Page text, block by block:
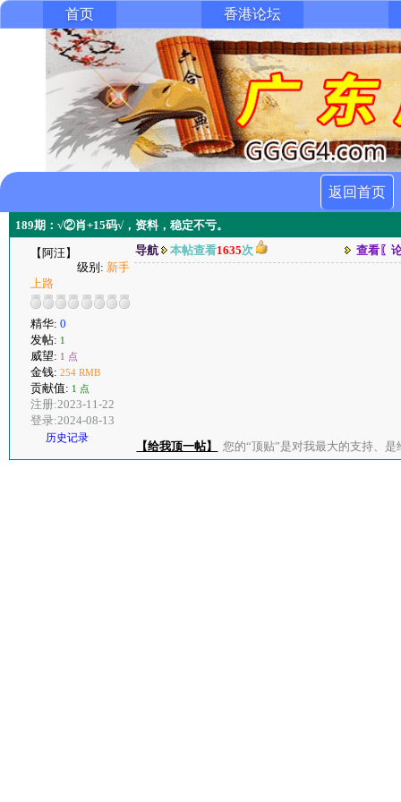
首页 香港论坛
返回首页
189期：√②肖+15码√，资料，稳定不亏。
【阿汪】
级别: 新手
上路
精华: 0
发帖: 1
威望: 1 点
金钱: 254 RMB
贡献值: 1 点
注册:2023-11-22
登录:2024-08-13
历史记录
导航 本帖查看1635次 查看〖
【给我顶一帖】 您的“顶贴”是对我最大的支持、